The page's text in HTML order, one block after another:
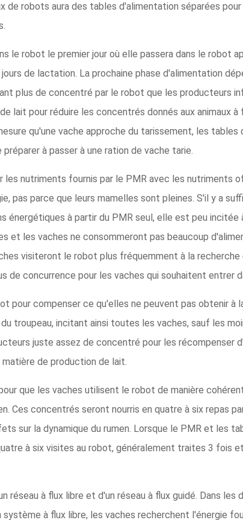
robots aura des tables d'alimentation séparées pour
robot le premier jour où elle passera dans le robot
de lactation. La prochaine phase d'alimentation
plus de concentré par le robot que les producteurs
lait pour réduire les concentrés donnés aux animaux à
qu'une vache approche du tarissement, les tables
à passer à une ration de vache tarie.
nutriments fournis par le PMR avec les nutriments
pas parce que leurs mamelles sont pleines. S'il y a
énergétiques à partir du PMR seul, elle est peu incitée
et les vaches ne consommeront pas beaucoup
visiteront le robot plus fréquemment à la recherche
de concurrence pour les vaches qui souhaitent entrer
pour compenser ce qu'elles ne peuvent pas obtenir à
troupeau, incitant ainsi toutes les vaches, sauf les
juste assez de concentré pour les récompenser
de production de lait.
que les vaches utilisent le robot de manière
concentrés seront nourris en quatre à six repas
sur la dynamique du rumen. Lorsque le PMR et les
à six visites au robot, généralement traites 3 fois
à flux libre et d'un réseau à flux guidé. Dans les
à flux libre, les vaches recherchent l'énergie